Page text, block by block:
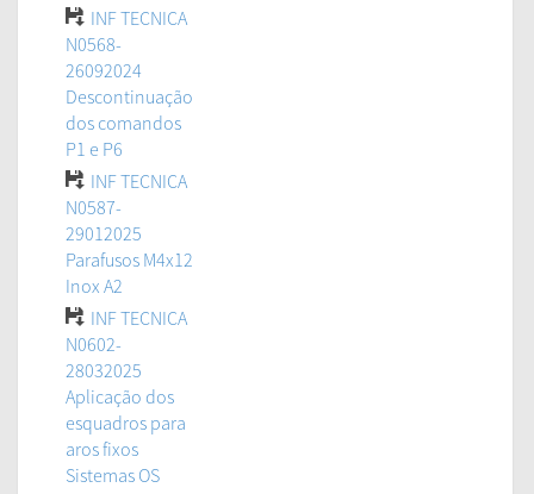
INF TECNICA
N0568-
26092024
Descontinuação
dos comandos
P1 e P6
INF TECNICA
N0587-
29012025
Parafusos M4x12
Inox A2
INF TECNICA
N0602-
28032025
Aplicação dos
esquadros para
aros fixos
Sistemas OS